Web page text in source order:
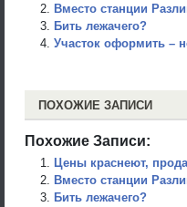
Вместо станции
Бить лежачего?
Участок оформить –
ПОХОЖИЕ ЗАПИСИ
Похожие Записи:
Цены краснеют,
Вместо станции
Бить лежачего?